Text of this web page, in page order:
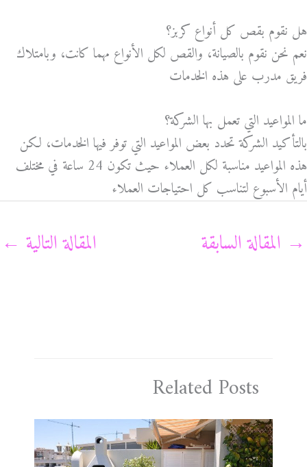
هل نقوم بقص كل أنواع كربز؟
نعم نحن نقوم بالصيانة، والقص لكل الأنواع مهما كانت، وبامتلاك
فريق مدرب على هذه الخدمات
ما المواعيد التي تعمل بها الشركة؟
بالتأكيد الشركة تحدد بعض المواعيد التي توفر فيها الخدمات، لكن
هذه المواعيد مناسبة لكل العملاء حيث تكون 24 ساعة في مختلف
أيام الأسبوع لتناسب كل احتياجات العملاء
→ المقالة السابقة المقالة التالية ←
Related Posts